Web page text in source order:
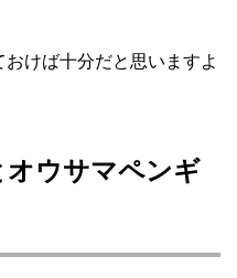
けば十分だと思いますよ
ウサマペンギ